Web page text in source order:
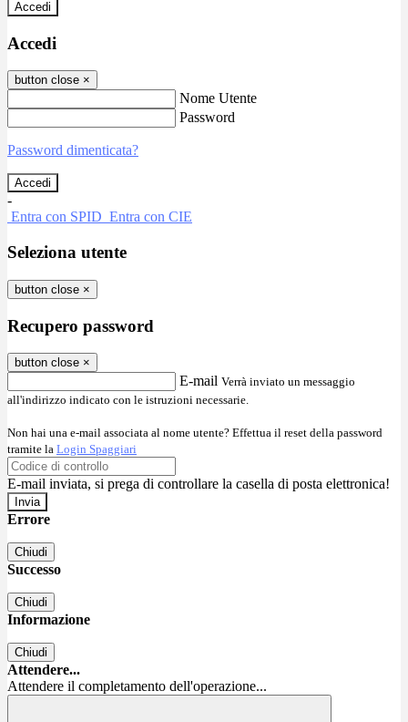
Accedi
Accedi
button close ×
Nome Utente
Password
Password dimenticata?
-
Entra con SPID Entra con CIE
Seleziona utente
button close ×
Recupero password
button close ×
E-mail Verrà inviato un messaggio
all'indirizzo indicato con le istruzioni necessarie.
Non hai una e-mail associata al nome utente? Effettua il reset della password
tramite la Login Spaggiari
E-mail inviata, si prega di controllare la casella di posta elettronica!
Errore
Chiudi
Successo
Chiudi
Informazione
Chiudi
Attendere...
Attendere il completamento dell'operazione...